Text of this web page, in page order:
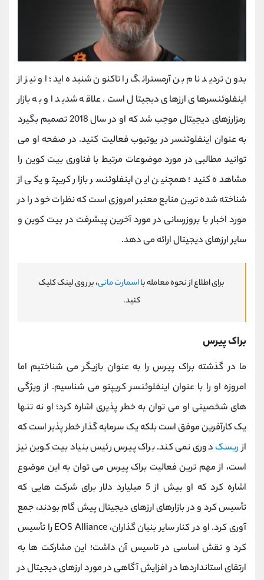
بدون تردید نام بن آرمسترانگ را تاکنون شنیده اید؛ او نیز از
اینفلوئنسرهای ارزهای دیجیتال است. علاقه شدید او به بازار
رمزارزهای دیجیتال موجب شد که او در سال 2018 تصمیم بگیرد
به عنوان اینفلوئنسر در یوتیوب فعالیت کنید. در صفحه او می
توانید مطالبی در مورد موضوعات مرتبط با فناوری بیت کوین را
مشاهده کنید؛ همچنین این اینفلوئنسر بازار کریپتو یکی از
شناخته ‌شده ‌ترین منابع معتبر امروزی است که نظرات خود را در
مورد اخبار با بروزرسانی در مورد آخرین پیشرفت در بیت‌ کوین و
سایر ارزهای دیجیتال ارائه می ‌دهد.
برای اطلاع از نحوه معامله بااسمارت مانی، بر روی لینک کلیک
کنید.
براک پیرس
ما در گذشته براک پیرس را به عنوان بازیگر می شناختیم اما
امروزه او را با عنوان اینفلوئنسر کریپتو می شناسیم. از ویژگی
های شخصیتی او می توان به خطر پذیری اشاره کرد؛ او نه تنها
یک کارآفرین موفق است بلکه یک سرمایه گذار خطر پذیر است که
ازریسک دوری نمی کند. براک پیرس رئیس بنیاد بیت کوین نیز
است، از مهم ترین فعالیت براک پیرس می توان به این موضوع
اشاره کرد که او بیش از 5 میلیارد دلار برای شرکت‌ هایی که
تأسیس کرد و در بازارهای ارزهای دیجیتال پیش‌ گام بودند، جمع
‌آوری کرد. او در کنار سایر بنیان ‌گذاران،EOS Alliance را تأسیس
کرد و نقش اساسی در تاسیس آن داشت؛ این مشارکت‌ ها به
ارتقای استانداردها در افزایش آگاهی در مورد ارزهای دیجیتال در